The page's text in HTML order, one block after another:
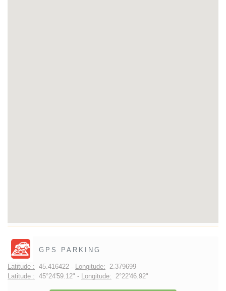
GPS PARKING
Latitude : 45.416422 - Longitude: 2.379699
Latitude : 45°24'59.12" - Longitude: 2°22'46.92"